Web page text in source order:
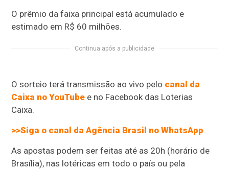
O prêmio da faixa principal está acumulado e
estimado em R$ 60 milhões.
Continua após a publicidade
O sorteio terá transmissão ao vivo pelo canal da
Caixa no YouTube e no Facebook das Loterias
Caixa.
>>Siga o canal da Agência Brasil no WhatsApp
As apostas podem ser feitas até as 20h (horário de
Brasília), nas lotéricas em todo o país ou pela